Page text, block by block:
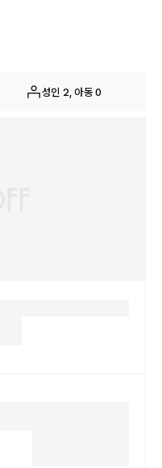
성인 2, 아동 0